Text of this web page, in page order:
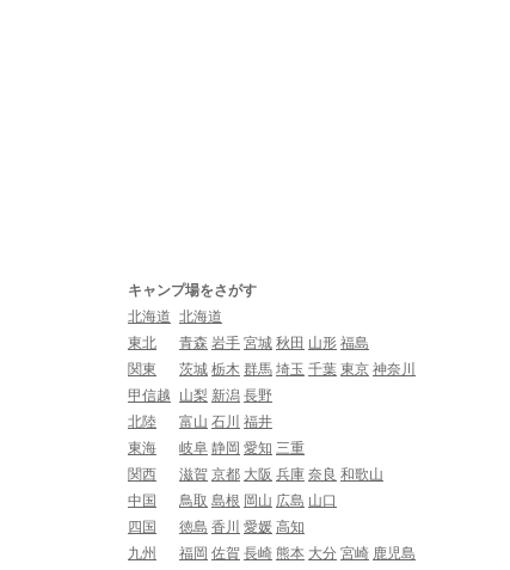
キャンプ場をさがす
北海道 北海道
東北
青森 岩手 宮城 秋田 山形 福島
関東
茨城 栃木 群馬 埼玉 千葉 東京 神奈川
甲信越
山梨 新潟 長野
北陸
富山 石川 福井
東海
岐阜 静岡 愛知 三重
関西
滋賀 京都 大阪 兵庫 奈良 和歌山
中国
鳥取 島根 岡山 広島 山口
四国
徳島 香川 愛媛 高知
九州
福岡 佐賀 長崎 熊本 大分 宮崎 鹿児島